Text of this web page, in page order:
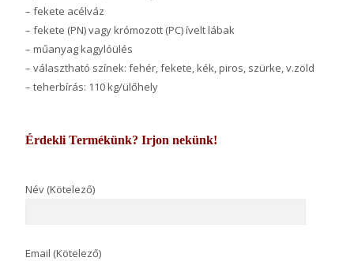
– fekete acélváz
– fekete (PN) vagy krómozott (PC) ívelt lábak
– műanyag kagylóülés
– választható színek: fehér, fekete, kék, piros, szürke, v.zöld
– teherbírás: 110 kg/ülőhely
Érdekli Termékünk? Irjon nekünk!
Név (Kötelező)
Email (Kötelező)